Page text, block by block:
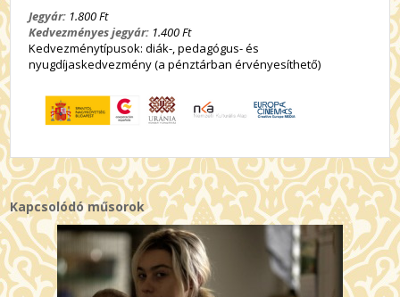
Jegyár: 1.800 Ft
Kedvezményes jegyár: 1.400 Ft
Kedvezménytípusok: diák-, pedagógus- és
nyugdíjaskedvezmény (a pénztárban érvényesíthető)
Kapcsolódó műsorok